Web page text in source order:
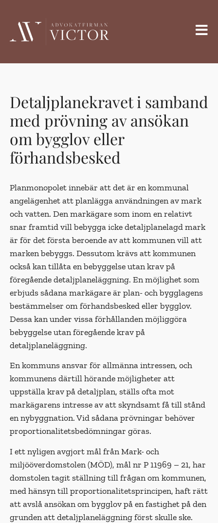
Detaljplanekravet i samband
med prövning av ansökan
om bygglov eller
förhandsbesked
Planmonopolet innebär att det är en kommunal
angelägenhet att plan­lägga användningen av mark
och vatten. Den markägare som inom en relativt
snar framtid vill bebygga icke detaljplanelagd mark
är för det första beroende av att kommunen vill att
marken bebyggs. Dessutom krävs att kommunen
också kan tillåta en bebyggelse utan krav på
föregående detaljplaneläggning. En möjlighet som
erbjuds sådana markägare är plan- och bygglagens
bestämmelser om förhandsbesked eller bygglov.
Dessa kan under vissa förhållanden möjliggöra
bebyggelse utan föregående krav på
detaljplaneläggning.
En kommuns ansvar för allmänna in­tressen, och
kommunens därtill hörande möjligheter att
uppställa krav på detalj­plan, ställs ofta mot
markägarens intres­se av att skyndsamt få till stånd
en ny­byggnation. Vid sådana prövningar behö­ver
proportionalitetsbedömningar göras.
I ett nyligen avgjort mål från Mark- och
miljööverdomstolen (MÖD), mål nr P 11969 – 21, har
domstolen tagit ställning till frågan om kommunen,
med hänsyn till proportionalitetsprincipen, haft rätt
att avslå ansökan om bygglov på en fastighet på den
grunden att detaljplaneläggning först skulle ske.